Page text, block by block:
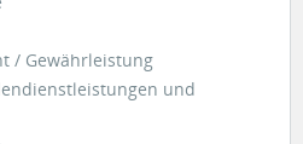
/ Gewährleistung
und